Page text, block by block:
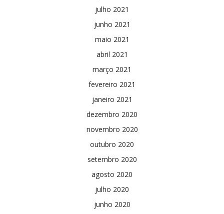
julho 2021
junho 2021
maio 2021
abril 2021
março 2021
fevereiro 2021
janeiro 2021
dezembro 2020
novembro 2020
outubro 2020
setembro 2020
agosto 2020
julho 2020
junho 2020